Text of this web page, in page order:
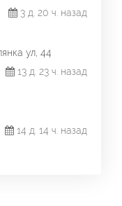
3 д. 20 ч. назад
ул, 44
13 д. 23 ч. назад
14 д. 14 ч. назад